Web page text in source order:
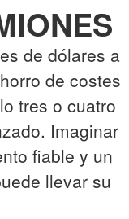
de dólares a
de costes
tres o cuatro
Imaginar
fiable y un
llevar su